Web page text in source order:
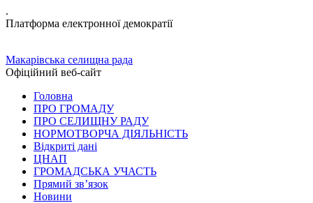
.
Платформа електронної демократії
Макарівська селищна рада
Офіційний веб-сайт
Головна
ПРО ГРОМАДУ
ПРО СЕЛИЩНУ РАДУ
НОРМОТВОРЧА ДІЯЛЬНІСТЬ
Відкриті дані
ЦНАП
ГРОМАДСЬКА УЧАСТЬ
Прямий зв’язок
Новини